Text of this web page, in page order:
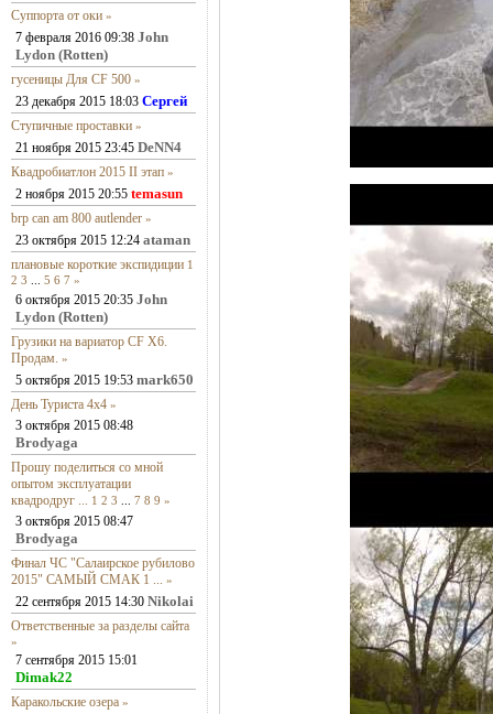
Суппорта от оки »
7 февраля 2016 09:38 John
Lydon (Rotten)
гусеницы Для CF 500 »
23 декабря 2015 18:03 Сергей
Ступичные проставки »
21 ноября 2015 23:45 DeNN4
Квадробиатлон 2015 II этап »
2 ноября 2015 20:55 temasun
brp can am 800 autlender »
23 октября 2015 12:24 ataman
плановые короткие экспидиции 1
2 3 5 6 7 »
6 октября 2015 20:35 John
Lydon (Rotten)
Грузики на вариатор CF X6.
Продам. »
5 октября 2015 19:53 mark650
День Туриста 4х4 »
3 октября 2015 08:48
Brodyaga
Прошу поделиться со мной
опытом эксплуатации
квадродруг ... 1 2 3 7 8 9 »
3 октября 2015 08:47
Brodyaga
Финал ЧС "Салаирское рубилово
2015" САМЫЙ СМАК 1 ... »
22 сентября 2015 14:30 Nikolai
Ответственные за разделы сайта
»
7 сентября 2015 15:01
Dimak22
Каракольские озера »